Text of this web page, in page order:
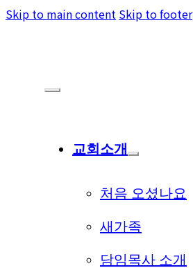
Skip to main content Skip to footer
교회소개
처음 오셨나요
새가족
담임목사 소개